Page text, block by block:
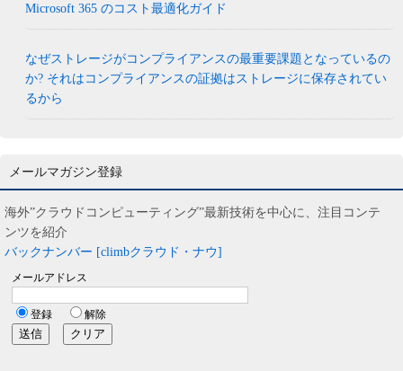
Microsoft 365 のコスト最適化ガイド
なぜストレージがコンプライアンスの最重要課題となっているの
か? それはコンプライアンスの証拠はストレージに保存されてい
るから
メールマガジン登録
海外”クラウドコンピューティング”最新技術を中心に、注目コンテ
ンツを紹介
バックナンバー [climbクラウド・ナウ]